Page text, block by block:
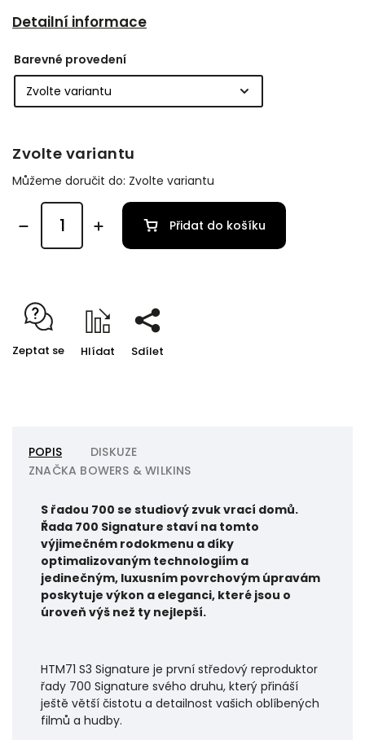
Detailní informace
Barevné provedení
Zvolte variantu
Můžeme doručit do: Zvolte variantu
Přidat do košíku
Zeptat se Hlídat Sdílet
POPIS
DISKUZE
ZNAČKA BOWERS & WILKINS
S řadou 700 se studiový zvuk vrací domů.
Řada 700 Signature staví na tomto
výjimečném rodokmenu a díky
optimalizovaným technologiím a
jedinečným, luxusním povrchovým úpravám
poskytuje výkon a eleganci, které jsou o
úroveň výš než ty nejlepší.
HTM71 S3 Signature je první středový reproduktor
řady 700 Signature svého druhu, který přináší
ještě větší čistotu a detailnost vašich oblíbených
filmů a hudby.